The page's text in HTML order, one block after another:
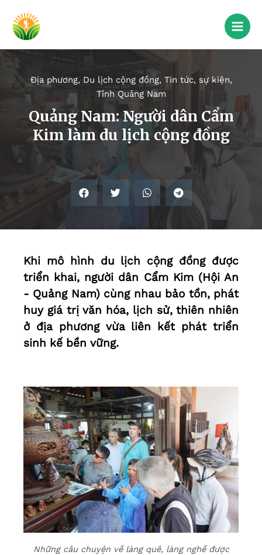
Địa phương, Du lịch cộng đồng, Tin tức, sự kiện,
Tỉnh Quảng Nam
Quảng Nam: Người dân Cẩm
Kim làm du lịch cộng đồng
Khi mô hình du lịch cộng đồng được
triển khai, người dân Cẩm Kim (Hội An
- Quảng Nam) cùng nhau bảo tồn, phát
huy giá trị văn hóa, lịch sử, thiên nhiên
ở địa phương vừa liên kết phát triển
sinh kế bền vững.
Những câu chuyện về làng quê, làng nghề được